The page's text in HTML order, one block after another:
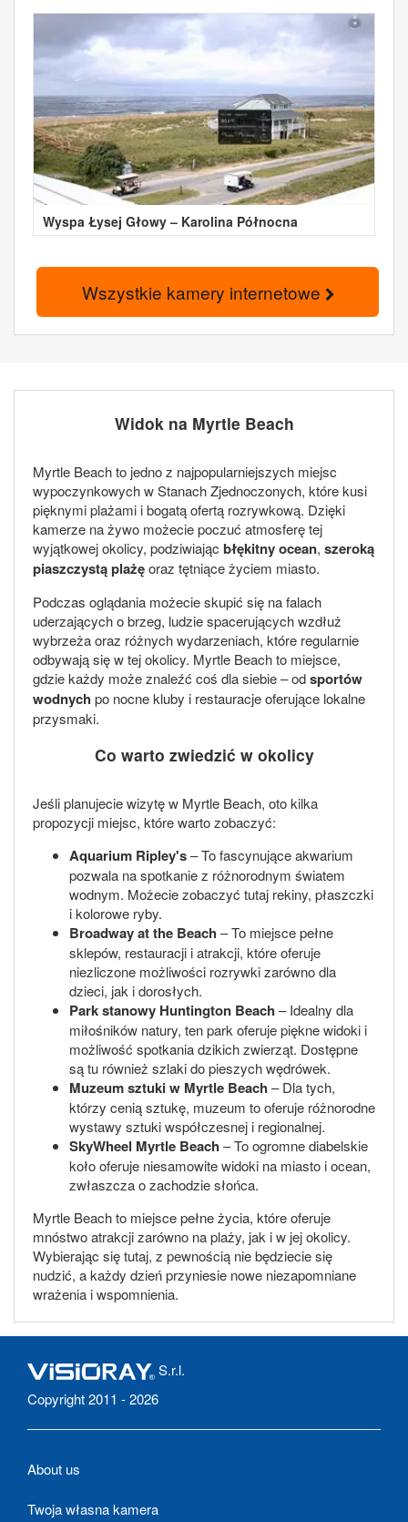
Wyspa Łysej Głowy – Karolina Północna
Wszystkie kamery internetowe
Widok na Myrtle Beach
Myrtle Beach to jedno z najpopularniejszych miejsc
wypoczynkowych w Stanach Zjednoczonych, które kusi
pięknymi plażami i bogatą ofertą rozrywkową. Dzięki
kamerze na żywo możecie poczuć atmosferę tej
wyjątkowej okolicy, podziwiając błękitny ocean, szeroką
piaszczystą plażęoraz tętniące życiem miasto.
Podczas oglądania możecie skupić się na falach
uderzających o brzeg, ludzie spacerujących wzdłuż
wybrzeża oraz różnych wydarzeniach, które regularnie
odbywają się w tej okolicy. Myrtle Beach to miejsce,
gdzie każdy może znaleźć coś dla siebie – odsportów
wodnych po nocne kluby i restauracje oferujące lokalne
przysmaki.
Co warto zwiedzić w okolicy
Jeśli planujecie wizytę w Myrtle Beach, oto kilka
propozycji miejsc, które warto zobaczyć:
Aquarium Ripley's– To fascynujące akwarium
pozwala na spotkanie z różnorodnym światem
wodnym. Możecie zobaczyć tutaj rekiny, płaszczki
i kolorowe ryby.
Broadway at the Beach – To miejsce pełne
sklepów, restauracji i atrakcji, które oferuje
niezliczone możliwości rozrywki zarówno dla
dzieci, jak i dorosłych.
Park stanowy Huntington Beach – Idealny dla
miłośników natury, ten park oferuje piękne widoki i
możliwość spotkania dzikich zwierząt. Dostępne
są tu również szlaki do pieszych wędrówek.
Muzeum sztuki w Myrtle Beach – Dla tych,
którzy cenią sztukę, muzeum to oferuje różnorodne
wystawy sztuki współczesnej i regionalnej.
SkyWheel Myrtle Beach – To ogromne diabelskie
koło oferuje niesamowite widoki na miasto i ocean,
zwłaszcza o zachodzie słońca.
Myrtle Beach to miejsce pełne życia, które oferuje
mnóstwo atrakcji zarówno na plaży, jak i w jej okolicy.
Wybierając się tutaj, z pewnością nie będziecie się
nudzić, a każdy dzień przyniesie nowe niezapomniane
wrażenia i wspomnienia.
S.r.l.
Copyright 2011 - 2026
About us
Twoja własna kamera